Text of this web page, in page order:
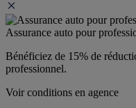
Assurance auto pour
Bénéficiez de 15% de
professionnel.
Voir conditions en agence